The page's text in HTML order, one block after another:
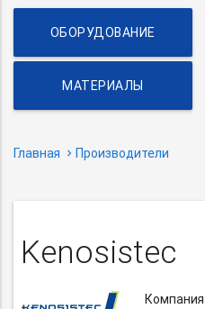
ОБОРУДОВАНИЕ
МАТЕРИАЛЫ
Главная Производители
Kenosistec